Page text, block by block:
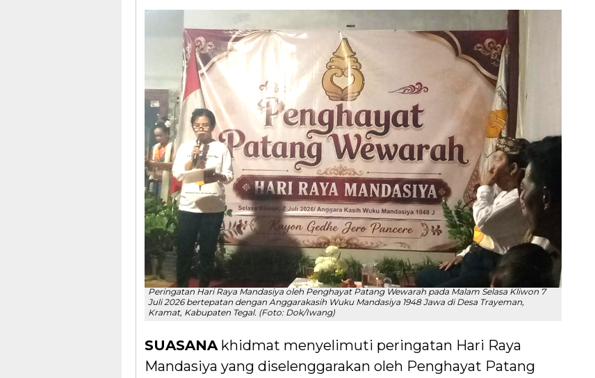
Peringatan Hari Raya Mandasiya oleh Penghayat Patang Wewarah pada Malam Selasa Kliwon 7
Juli 2026 bertepatan dengan Anggarakasih Wuku Mandasiya 1948 Jawa di Desa Trayeman,
Kramat, Kabupaten Tegal. (Foto: Dok/Iwang)
SUASANAkhidmat menyelimuti peringatan Hari Raya
Mandasiya yang diselenggarakan oleh Penghayat Patang